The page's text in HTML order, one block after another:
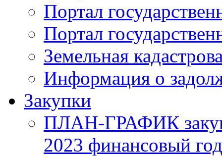
Портал
Портал
Земельная
Информация о
Закупки
ПЛАН-ГРАФИК
2023 финансовый